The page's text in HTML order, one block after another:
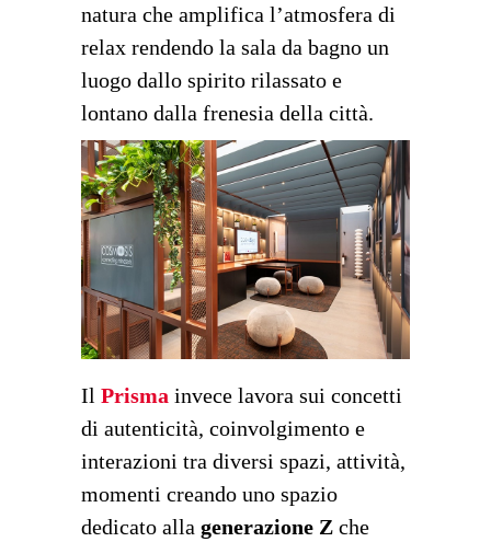
natura che amplifica l’atmosfera di
relax rendendo la sala da bagno un
luogo dallo spirito rilassato e
lontano dalla frenesia della città.
Il Prisma invece lavora sui concetti
di autenticità, coinvolgimento e
interazioni tra diversi spazi, attività,
momenti creando uno spazio
dedicato alla generazione Z che